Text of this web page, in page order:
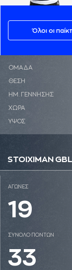
Όλοι οι
ΟΜΑΔΑ
ΘΕΣΗ
ΗΜ. ΓΕΝΝΗΣΗΣ
ΧΩΡΑ
ΥΨΟΣ
STOIXIMAN
ΑΓΩΝΕΣ
19
ΣΥΝΟΛΟ ΠΟΝΤΩΝ
33